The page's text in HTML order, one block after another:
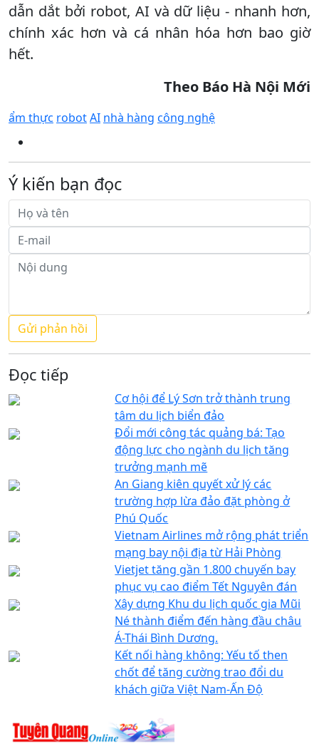
dẫn dắt bởi robot, AI và dữ liệu - nhanh hơn,
chính xác hơn và cá nhân hóa hơn bao giờ
hết.
Theo Báo Hà Nội Mới
ẩm thực robotAI nhà hàng công nghệ
Ý kiến bạn đọc
Đọc tiếp
Cơ hội để Lý Sơn trở thành trung
tâm du lịch biển đảo
Đổi mới công tác quảng bá: Tạo
động lực cho ngành du lịch tăng
trưởng mạnh mẽ
An Giang kiên quyết xử lý các
trường hợp lừa đảo đặt phòng ở
Phú Quốc
Vietnam Airlines mở rộng phát triển
mạng bay nội địa từ Hải Phòng
Vietjet tăng gần 1.800 chuyến bay
phục vụ cao điểm Tết Nguyên đán
Xây dựng Khu du lịch quốc gia Mũi
Né thành điểm đến hàng đầu châu
Á-Thái Bình Dương.
Kết nối hàng không: Yếu tố then
chốt để tăng cường trao đổi du
khách giữa Việt Nam-Ấn Độ